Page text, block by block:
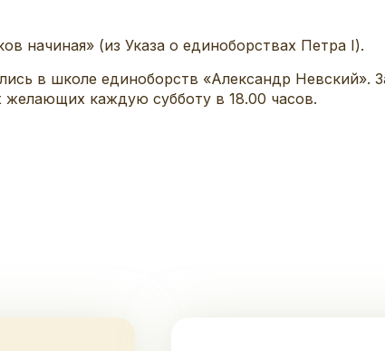
начиная» (из Указа о единоборствах Петра I).
в школе единоборств «Александр Невский».
желающих каждую субботу в 18.00 часов.